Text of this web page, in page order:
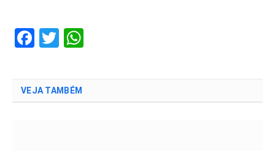
Facebook
Twitter
VEJA TAMBÉM